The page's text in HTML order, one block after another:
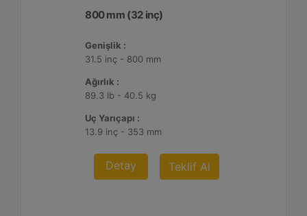
800 mm (32 inç)
Genişlik :
31.5 inç - 800 mm
Ağırlık :
89.3 lb - 40.5 kg
Uç Yarıçapı :
13.9 inç - 353 mm
Detay Teklif Al